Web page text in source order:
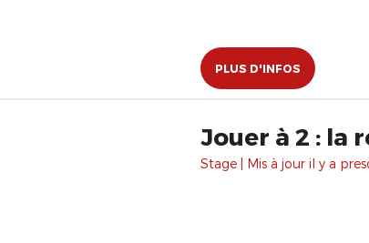
PLUS D'INFOS
Jouer à 2 : la
Stage | Mis à jour il y a